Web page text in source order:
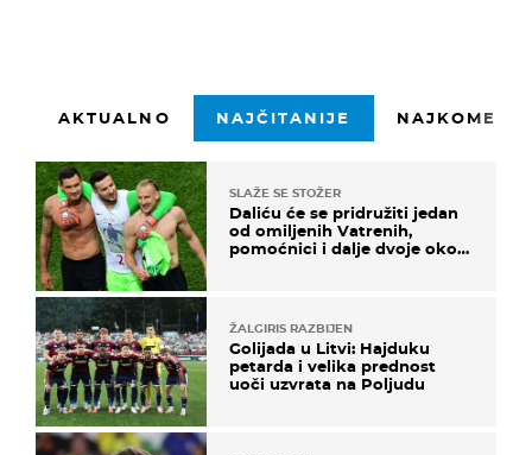
AKTUALNO NAJČITANIJE
SLAŽE SE STOŽER
Daliću će se pridružiti jedan
od omiljenih Vatrenih,
pomoćnici i dalje dvoje oko
ŽALGIRIS RAZBIJEN
Golijada u Litvi: Hajduku
petarda i velika prednost
uoči uzvrata na Poljudu